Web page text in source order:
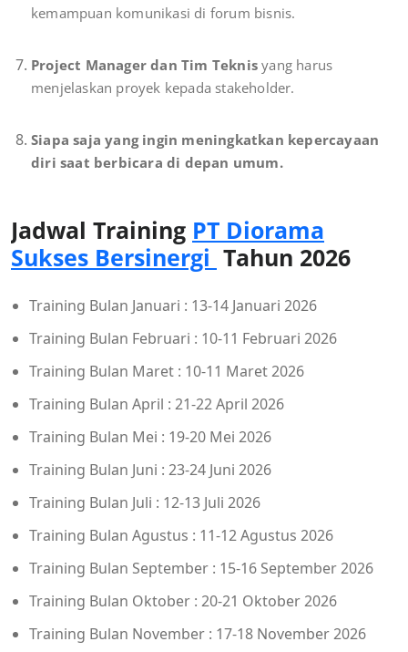
kemampuan komunikasi di forum bisnis.
Project Manager dan Tim Teknis yang harus
menjelaskan proyek kepada stakeholder.
Siapa saja yang ingin meningkatkan kepercayaan
diri saat berbicara di depan umum.
Jadwal Training PT Diorama
Sukses Bersinergi Tahun 2026
Training Bulan Januari : 13-14 Januari 2026
Training Bulan Februari : 10-11 Februari 2026
Training Bulan Maret : 10-11 Maret 2026
Training Bulan April : 21-22 April 2026
Training Bulan Mei : 19-20 Mei 2026
Training Bulan Juni : 23-24 Juni 2026
Training Bulan Juli : 12-13 Juli 2026
Training Bulan Agustus : 11-12 Agustus 2026
Training Bulan September : 15-16 September 2026
Training Bulan Oktober : 20-21 Oktober 2026
Training Bulan November : 17-18 November 2026